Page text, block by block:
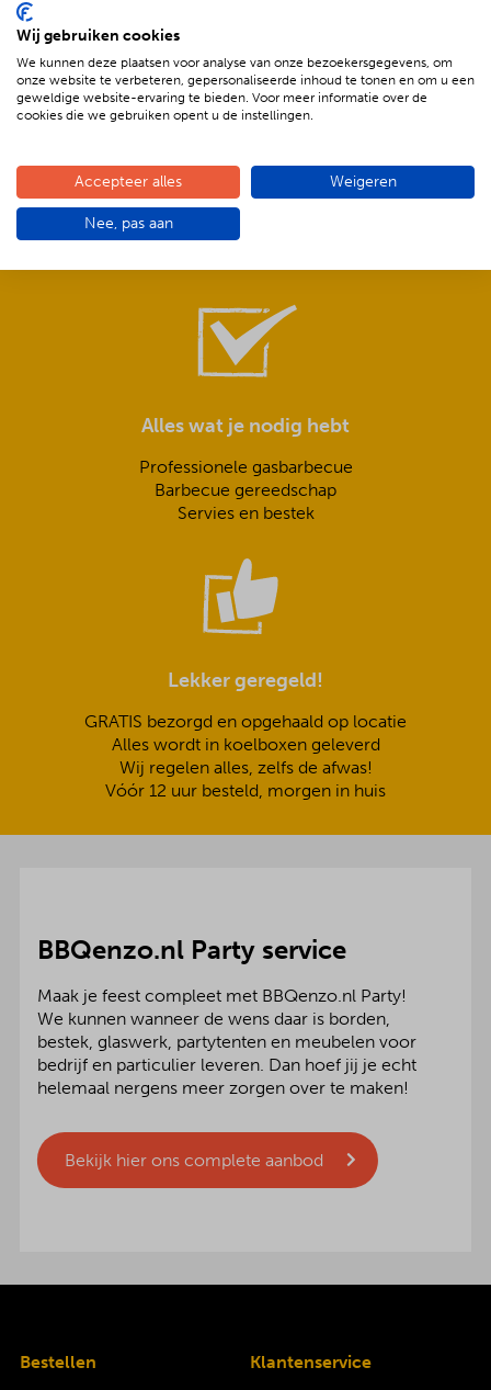
Compleet is ook écht compleet!
Frisse salades,
smeuïge sauzen,
Alles wat je nodig hebt
Professionele gasbarbecue
Barbecue gereedschap
Servies en bestek
Lekker geregeld!
GRATIS bezorgd en opgehaald op locatie
Alles wordt in koelboxen geleverd
Wij regelen alles, zelfs de afwas!
Vóór 12 uur besteld, morgen in huis
BBQenzo.nl Party service
Maak je feest compleet met BBQenzo.nl Party!
We kunnen wanneer de wens daar is borden,
bestek, glaswerk, partytenten en meubelen voor
bedrijf en particulier leveren. Dan hoef jij je echt
helemaal nergens meer zorgen over te maken!
Bekijk hier ons complete aanbod
Bestellen
Klantenservice
Wij gebruiken cookies
We kunnen deze plaatsen voor analyse van onze bezoekersgegevens, om
onze website te verbeteren, gepersonaliseerde inhoud te tonen en om u een
geweldige website-ervaring te bieden. Voor meer informatie over de
cookies die we gebruiken opent u de instellingen.
Accepteer alles Weigeren
Nee, pas aan